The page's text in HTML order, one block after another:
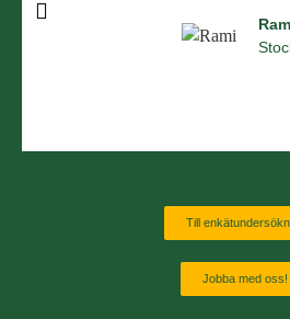
Till
Jobba med oss!